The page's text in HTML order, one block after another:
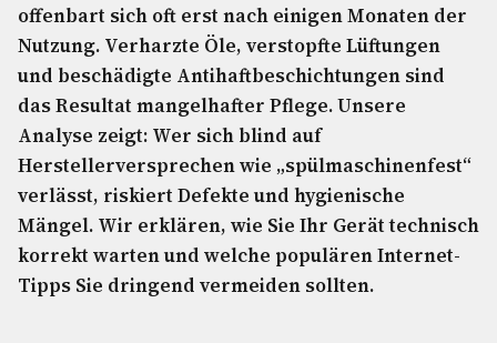
offenbart sich oft erst nach einigen Monaten der
Nutzung. Verharzte Öle, verstopfte Lüftungen
und beschädigte Antihaftbeschichtungen sind
das Resultat mangelhafter Pflege. Unsere
Analyse zeigt: Wer sich blind auf
Herstellerversprechen wie „spülmaschinenfest“
verlässt, riskiert Defekte und hygienische
Mängel. Wir erklären, wie Sie Ihr Gerät technisch
korrekt warten und welche populären Internet-
Tipps Sie dringend vermeiden sollten.